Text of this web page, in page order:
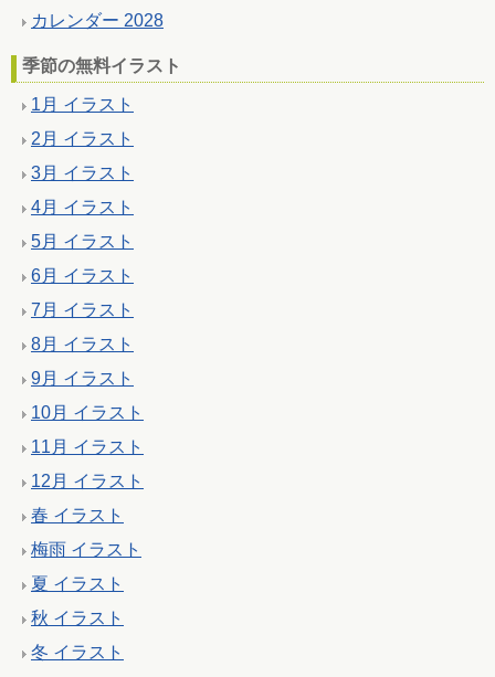
カレンダー 2028
季節の無料イラスト
1月 イラスト
2月 イラスト
3月 イラスト
4月 イラスト
5月 イラスト
6月 イラスト
7月 イラスト
8月 イラスト
9月 イラスト
10月 イラスト
11月 イラスト
12月 イラスト
春 イラスト
梅雨 イラスト
夏 イラスト
秋 イラスト
冬 イラスト